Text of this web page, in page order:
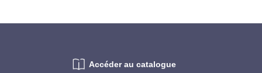
Accéder au catalogue